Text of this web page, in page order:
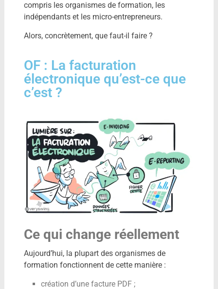
compris les organismes de formation, les
indépendants et les micro-entrepreneurs.
Alors, concrètement, que faut-il faire ?
OF : La facturation
électronique qu’est-ce que
c’est ?
Ce qui change réellement
Aujourd’hui, la plupart des organismes de
formation fonctionnent de cette manière :
création d’une facture PDF ;